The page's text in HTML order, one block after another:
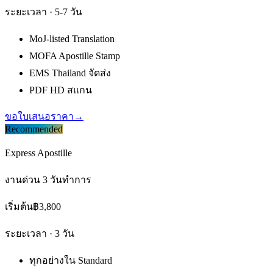
ระยะเวลา · 5-7 วัน
MoJ-listed Translation
MOFA Apostille Stamp
EMS Thailand จัดส่ง
PDF HD สแกน
ขอใบเสนอราคา →
Recommended
Express Apostille
งานด่วน 3 วันทำการ
เริ่มต้น฿3,800
ระยะเวลา · 3 วัน
ทุกอย่างใน Standard